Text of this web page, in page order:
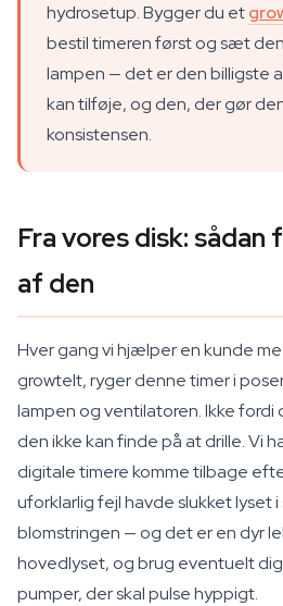
hydrosetup. Bygger du et
bestil timeren først og sæt
lampen — det er den billigste
kan tilføje, og den, der gør
konsistensen.
Fra vores disk: sådan
af den
Hver gang vi hjælper en kunde
growtelt, ryger denne timer i
lampen og ventilatoren. Ikke fordi
den ikke kan finde på at drille. Vi
digitale timere komme tilbage
uforklarlig fejl havde slukket lyset
blomstringen — og det er en dyr
hovedlyset, og brug eventuelt
pumper, der skal pulse hyppigt.